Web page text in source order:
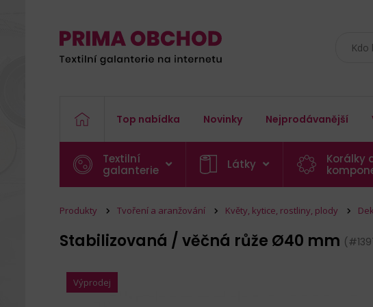
Top nabídka Novinky Nejprodávanější
Textilní
galanterie
Látky
Korálky
Produkty Tvoření a aranžování Květy, kytice, rostliny, plody
Stabilizovaná / věčná růže Ø40 mm
Výprodej